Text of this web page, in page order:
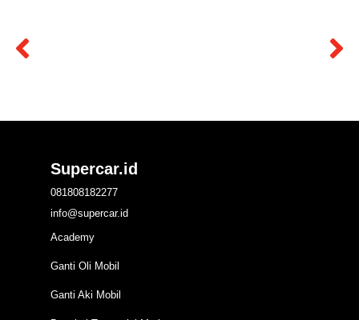
Supercar.id
081808182277
info@supercar.id
Academy
Ganti Oli Mobil
Ganti Aki Mobil